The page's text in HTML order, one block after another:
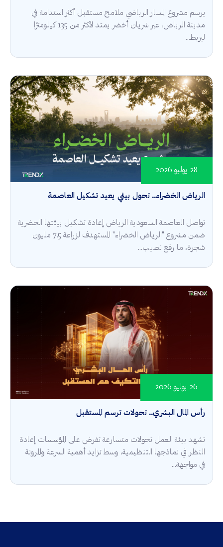
يرسم مشروع المسار الرياضي ملامح مستقبل أكثر استدامة في
مدينة الرياض، عبر شريان أخضر يمتد لأكثر من 135 كيلومترًا
ليربط...
الرياض الخضراء.. تحول بيئي يعيد تشكيل العاصمة
28 يوليو 2026
تواصل العاصمة السعودية الرياض إعادة تشكيل بيئتها الحضرية
ضمن مشروع "الرياض الخضراء" المستهدف لزراعة 7.5 مليون
شجرة، ما رفع نصيب...
رأس المال البشري.. تحولات ترسم المستقبل
26 يوليو 2026
تشهد بيئة العمل تحولات متسارعة تفرض على المؤسسات إعادة
النظر في نماذجها التنظيمية، وسط تزايد أهمية السرعة والمرونة
في مواجهة...